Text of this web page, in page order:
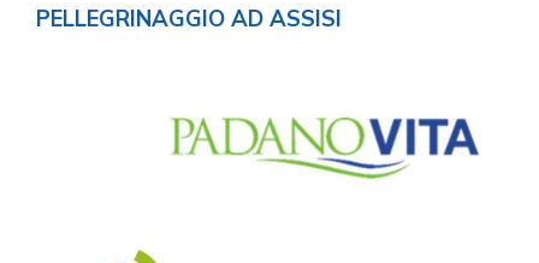
PELLEGRINAGGIO AD ASSISI